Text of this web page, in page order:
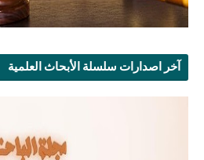
آخر اصدارات سلسلة الأبحاث العلمية